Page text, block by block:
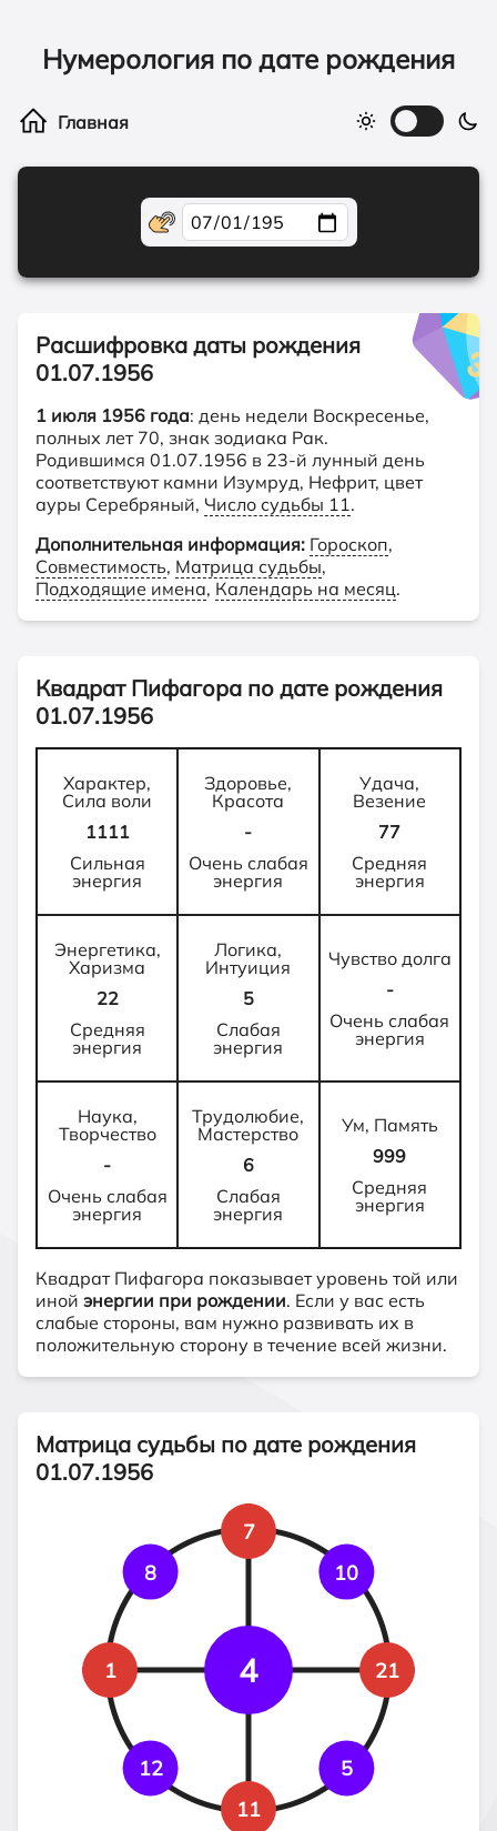
Нумерология по дате рождения
Расшифровка даты рождения
01.07.1956
1 июля 1956 года: день недели Воскресенье,
полных лет 70, знак зодиака Рак.
Родившимся 01.07.1956 в 23-й лунный день
соответствуют камни Изумруд, Нефрит, цвет
ауры Серебряный, Число судьбы 11.
Дополнительная информация: Гороскоп,
Совместимость, Матрица судьбы,
Подходящие имена, Календарь на месяц.
Квадрат Пифагора по дате рождения
01.07.1956
Характер,
Сила воли
1111
Сильная
энергия
Здоровье,
Красота
-
Очень слабая
энергия
Удача,
Везение
77
Средняя
энергия
Энергетика,
Харизма
22
Средняя
энергия
Логика,
Интуиция
5
Слабая
энергия
Чувство долга
-
Очень слабая
энергия
Наука,
Творчество
-
Очень слабая
энергия
Трудолюбие,
Мастерство
6
Слабая
энергия
Ум, Память
999
Средняя
энергия
Квадрат Пифагора показывает уровень той или
иной энергии при рождении. Если у вас есть
слабые стороны, вам нужно развивать их в
положительную сторону в течение всей жизни.
Матрица судьбы по дате рождения
01.07.1956
1
7
21
11
8 10
5
12
4